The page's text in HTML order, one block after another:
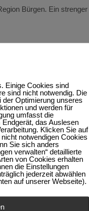
Bürgen. Ein strenger
talentierte Menschen
in der Förderung der
Tätigkeiten mit
bildet auch das
(Zit.SBFH)
Einige Cookies sind
sind nicht notwendig. Die
der Optimierung unseres
und werden für
umfasst die
das Auslesen
Klicken Sie auf
notwendigen Cookies
Sie sich anders
verwalten“ detaillierte
von Cookies erhalten
die Einstellungen
jederzeit abwählen
auf unserer Webseite).